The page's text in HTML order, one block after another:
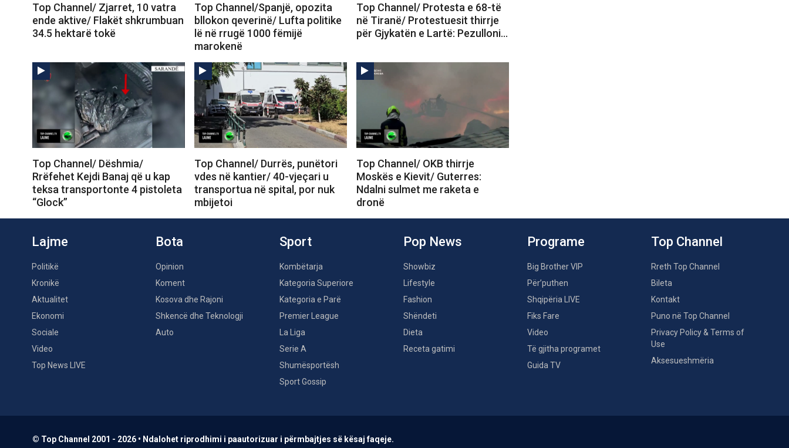
Top Channel/ Zjarret, 10 vatra
ende aktive/ Flakët shkrumbuan
34.5 hektarë tokë
Top Channel/Spanjë, opozita
bllokon qeverinë/ Lufta politike
lë në rrugë 1000 fëmijë
marokenë
Top Channel/ Protesta e 68-të
në Tiranë/ Protestuesit thirrje
për Gjykatën e Lartë: Pezulloni…
Top Channel/ Dëshmia/
Rrëfehet Kejdi Banaj që u kap
teksa transportonte 4 pistoleta
“Glock”
Top Channel/ Durrës, punëtori
vdes në kantier/ 40-vjeçari u
transportua në spital, por nuk
mbijetoi
Top Channel/ OKB thirrje
Moskës e Kievit/ Guterres:
Ndalni sulmet me raketa e
dronë
Lajme
Politikë
Kronikë
Aktualitet
Ekonomi
Sociale
Video
Top News LIVE
Bota
Opinion
Koment
Kosova dhe Rajoni
Shkencë dhe Teknologji
Auto
Sport
Kombëtarja
Kategoria Superiore
Kategoria e Parë
Premier League
La Liga
Serie A
Shumësportësh
Sport Gossip
Pop News
Showbiz
Lifestyle
Fashion
Shëndeti
Dieta
Receta gatimi
Programe
Big Brother VIP
Për’puthen
Shqipëria LIVE
Fiks Fare
Video
Të gjitha programet
Guida TV
Top Channel
Rreth Top Channel
Bileta
Kontakt
Puno në Top Channel
Privacy Policy & Terms of
Use
Aksesueshmëria
© Top Channel 2001 - 2026 • Ndalohet riprodhimi i paautorizuar i përmbajtjes së kësaj faqeje.